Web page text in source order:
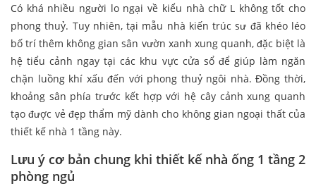
Có khá nhiều người lo ngại về kiểu nhà chữ L không tốt cho
phong thuỷ. Tuy nhiên, tại mẫu nhà kiến trúc sư đã khéo léo
bố trí thêm không gian sân vườn xanh xung quanh, đặc biệt là
hệ tiểu cảnh ngay tại các khu vực cửa sổ để giúp làm ngăn
chặn luồng khí xấu đến với phong thuỷ ngôi nhà. Đồng thời,
khoảng sân phía trước kết hợp với hệ cây cảnh xung quanh
tạo được vẻ đẹp thẩm mỹ dành cho không gian ngoại thất của
thiết kế nhà 1 tầng này.
Lưu ý cơ bản chung khi thiết kế nhà ống 1 tầng 2
phòng ngủ